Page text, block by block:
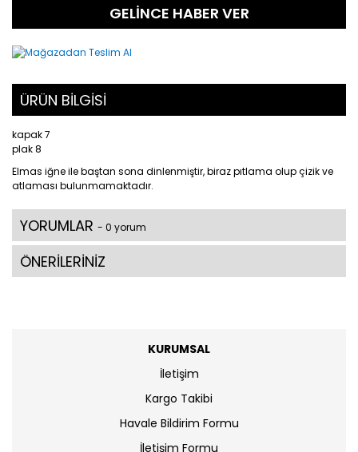
GELİNCE HABER VER
ÜRÜN BİLGİSİ
kapak 7
plak 8
Elmas iğne ile baştan sona dinlenmiştir, biraz pıtlama olup çizik ve
atlaması bulunmamaktadır.
YORUMLAR - 0 yorum
ÖNERİLERİNİZ
KURUMSAL
İletişim
Kargo Takibi
Havale Bildirim Formu
İletişim Formu